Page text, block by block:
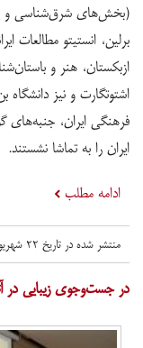
(بخش‌های شرق‌شناسی و
برلین، انستیتو مطالعات
ازبکستان، هنر و
اشتوتگارت و نیز
فرهنگی ایران،
ایران را به تماشا نشستند.
ادامه مطلب
منتشر شده در تاریخ ۲۲ شهریور ۱۳۹۴ در
در جست‌وجوی زیبایی در